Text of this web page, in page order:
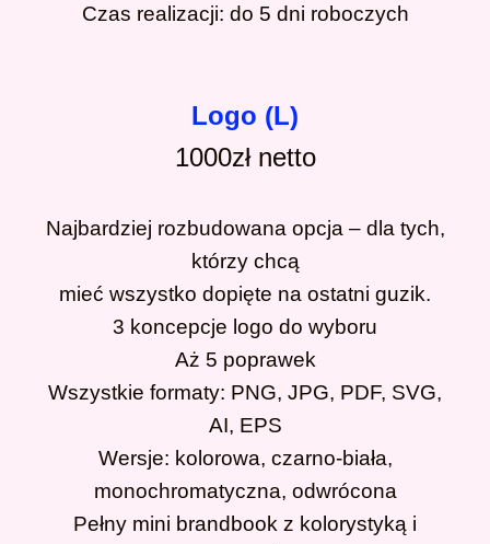
Czas realizacji: do 5 dni roboczych
Logo (L)
1000zł netto
Najbardziej rozbudowana opcja – dla tych,
którzy chcą
mieć wszystko dopięte na ostatni guzik.
3 koncepcje logo do wyboru
Aż 5 poprawek
Wszystkie formaty: PNG, JPG, PDF, SVG,
AI, EPS
Wersje: kolorowa, czarno-biała,
monochromatyczna, odwrócona
Pełny mini brandbook z kolorystyką i